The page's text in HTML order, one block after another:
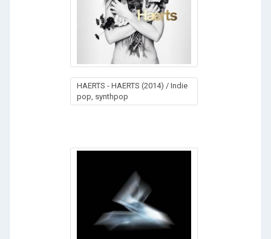
HAERTS - HAERTS (2014) / Indie
pop, synthpop